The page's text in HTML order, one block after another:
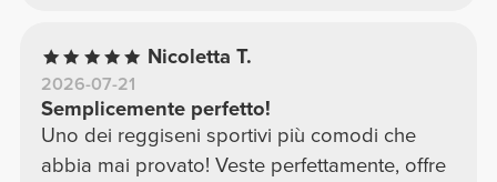
Nicoletta T.
2026-07-21
Semplicemente perfetto!
Uno dei reggiseni sportivi più comodi che
abbia mai provato! Veste perfettamente, offre